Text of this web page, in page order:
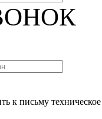
к письму